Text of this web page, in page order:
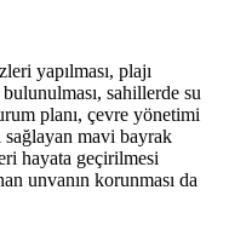
yapılması, plajı
sahillerde su
planı, çevre yönetimi
sağlayan mavi bayrak
hayata geçirilmesi
unvanın korunması da